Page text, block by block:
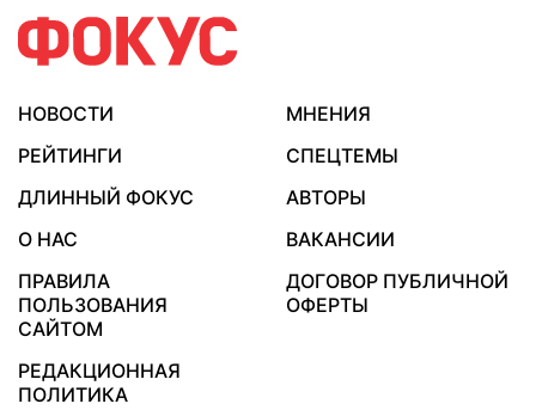
НОВОСТИ
МНЕНИЯ
РЕЙТИНГИ
СПЕЦТЕМЫ
ДЛИННЫЙ ФОКУС
АВТОРЫ
О НАС
ВАКАНСИИ
ПРАВИЛА
ПОЛЬЗОВАНИЯ
САЙТОМ
ДОГОВОР ПУБЛИЧНОЙ
ОФЕРТЫ
РЕДАКЦИОННАЯ
ПОЛИТИКА